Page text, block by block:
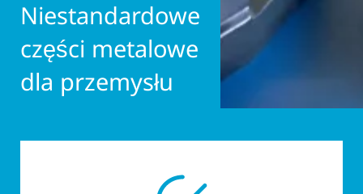
Niestandardowe
części metalowe
dla przemysłu